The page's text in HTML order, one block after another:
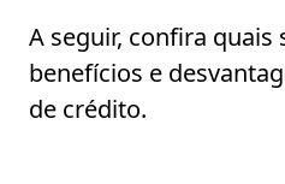
A seguir, confira quais
benefícios e
de crédito.